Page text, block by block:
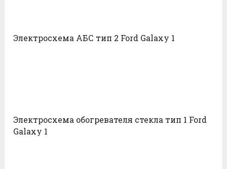
Электросхема АБС тип 2 Ford Galaxy 1
Электросхема обогревателя стекла тип 1 Ford
Galaxy 1